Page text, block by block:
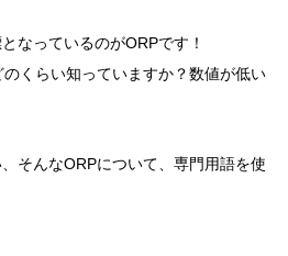
なっているのがORPです！
くらい知っていますか？数値が低い
そんなORPについて、専門用語を使